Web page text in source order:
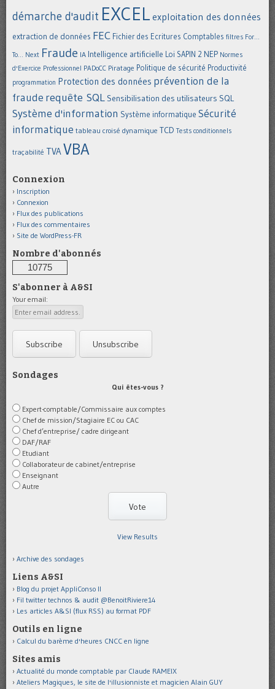
démarche d'audit EXCEL exploitation des données
extraction de données FEC Fichier des Ecritures Comptables filtres For...
To... Next Fraude IA Intelligence artificielle Loi SAPIN 2 NEP Normes
d'Exercice Professionnel PADoCC Piratage Politique de sécurité Productivité
programmation Protection des données prévention de la
fraude requête SQL Sensibilisation des utilisateurs SQL
Système d'information Système informatique Sécurité
informatique tableau croisé dynamique TCD Tests conditionnels
traçabilité TVA VBA
Connexion
Inscription
Connexion
Flux des publications
Flux des commentaires
Site de WordPress-FR
Nombre d'abonnés
10775
S'abonner à A&SI
Your email:
Sondages
Qui êtes-vous ?
Expert-comptable/Commissaire aux comptes
Chef de mission/Stagiaire EC ou CAC
Chef d’entreprise/ cadre dirigeant
DAF/RAF
Etudiant
Collaborateur de cabinet/entreprise
Enseignant
Autre
View Results
Archive des sondages
Liens A&SI
Blog du projet AppliConso II
Fil twitter technos & audit @BenoitRiviere14
Les articles A&SI (flux RSS) au format PDF
Outils en ligne
Calcul du barème d'heures CNCC en ligne
Sites amis
Actualité du monde comptable par Claude RAMEIX
Ateliers Magiques, le site de l'illusionniste et magicien Alain GUY